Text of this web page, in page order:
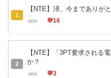
1
【NTE】潯、今までありが
08/04 💬16
2
【NTE】「3PT要求される
か？
08/04 💬3